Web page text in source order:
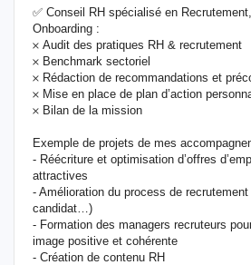
✅ Conseil RH spécialisé en
Onboarding :
𐄂 Audit des pratiques RH & recrutement
𐄂 Benchmark sectoriel
𐄂 Rédaction de recommandations et
𐄂 Mise en place de plan d’action
𐄂 Bilan de la mission
Exemple de projets de mes
- Réécriture et optimisation d’offres
attractives
- Amélioration du process de
candidat…)
- Formation des managers recruteurs
image positive et cohérente
- Création de contenu RH